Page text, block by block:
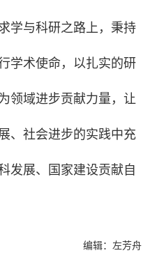
学与科研之路上，秉持
学术使命，以扎实的研
领域进步贡献力量，让
、社会进步的实践中充
发展、国家建设贡献自
编辑：左芳舟